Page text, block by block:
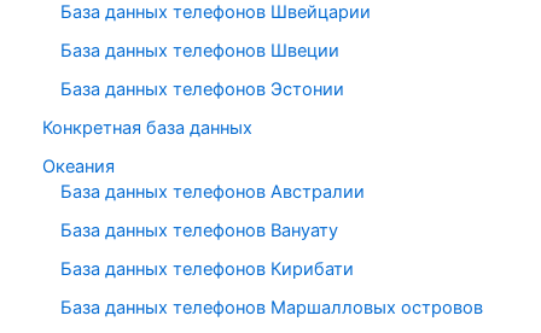
База данных телефонов Швейцарии
База данных телефонов Швеции
База данных телефонов Эстонии
Конкретная база данных
Океания
База данных телефонов Австралии
База данных телефонов Вануату
База данных телефонов Кирибати
База данных телефонов Маршалловых островов